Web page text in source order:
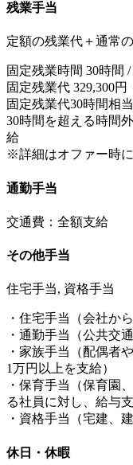
残業手当
定額の残業代＋通常
固定残業時間 30時間 /
固定残業代 329,300円
固定残業代30時間相
30時間を超える時間
給
※詳細はオファー時
通勤手当
交通費：全額支給
その他手当
住宅手当, 資格手当
・住宅手当（会社か
・通勤手当（公共交
・家族手当（配偶者
1万円以上を支給）
・保育手当（保育園
る社員に対し、給与
・資格手当（宅建、
休日・休暇